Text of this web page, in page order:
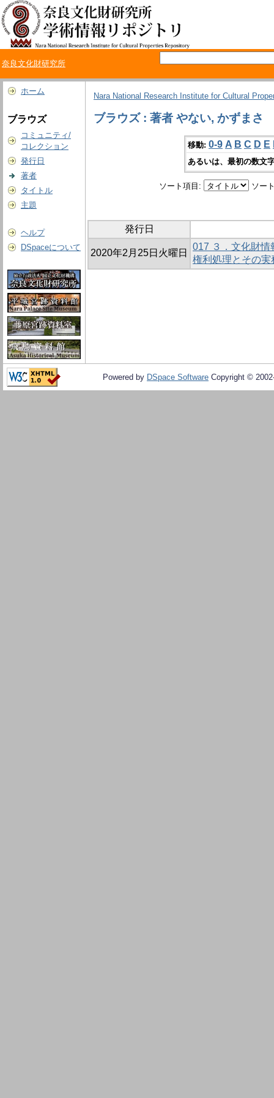
奈良文化財研究所
ホーム
ブラウズ
コミュニティ/
コレクション
発行日
著者
タイトル
主題
ヘルプ
DSpaceについて
Nara National Research Institute for Cultural
ブラウズ : 著者 やない, かずまさ
移動: 0-9 A B C D E
あるいは、最初の数文
ソート項目: ソー
発行日
2020年2月25日火曜日
017 ３．文化財情
権利処理とその実
Powered by DSpace Software Copyright ©